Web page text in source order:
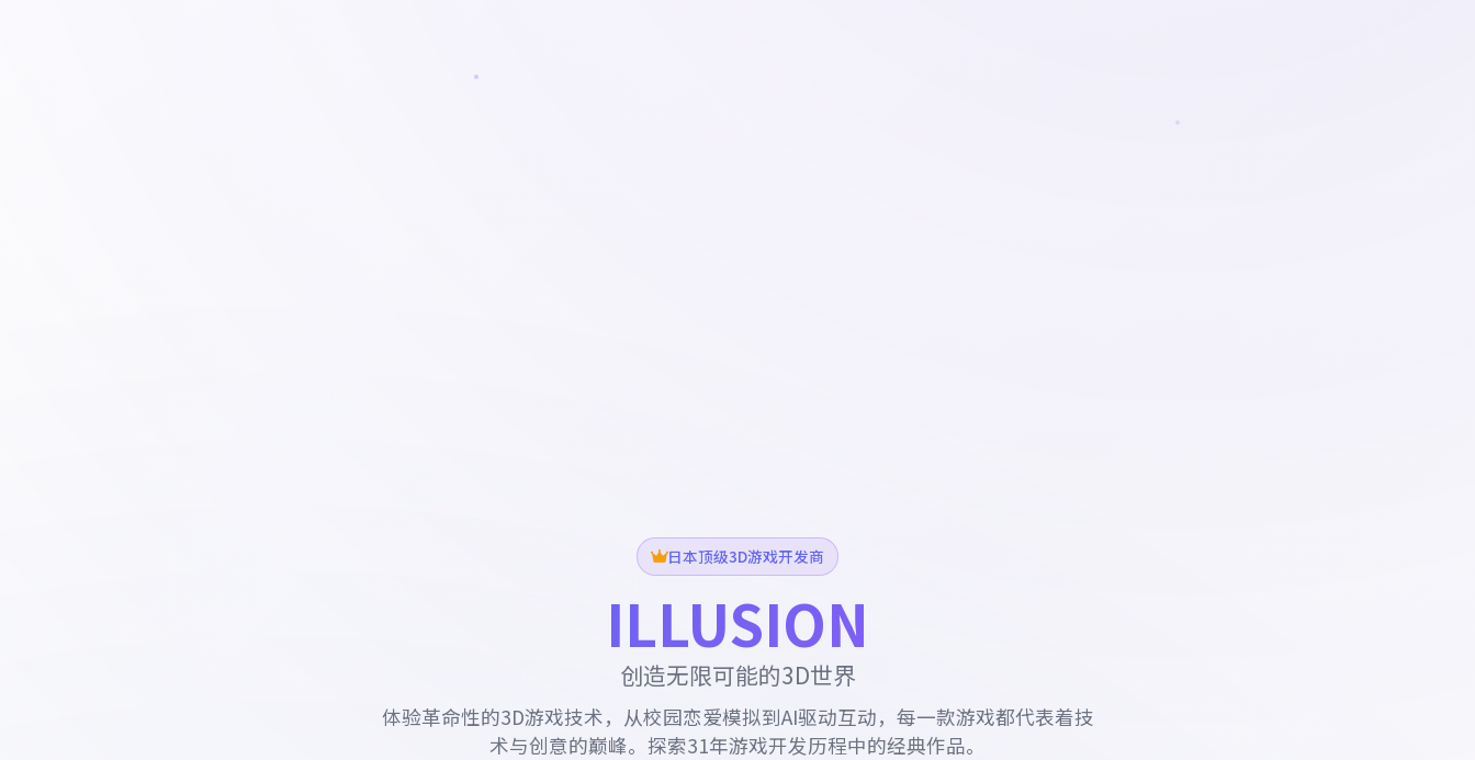
日本顶级3D游戏开发商
ILLUSION
创造无限可能的3D世界
体验革命性的3D游戏技术，从校园恋爱模拟到AI驱动互动，每一款游戏都代表着技
术与创意的巅峰。探索31年游戏开发历程中的经典作品。